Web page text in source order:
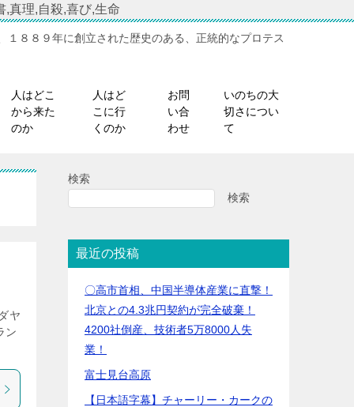
,真理,自殺,喜び,生命
１８８９年に創立された歴史のある、正統的なプロテス
人はどこ
から来た
のか
人はど
こに行
くのか
お問
い合
わせ
いのちの大
切さについ
て
ヤ
ン
検索
検索
最近の投稿
〇高市首相、中国半導体産業に直撃！
北京との4.3兆円契約が完全破棄！
4200社倒産、技術者5万8000人失
業！
富士見台高原
【日本語字幕】チャーリー・カークの